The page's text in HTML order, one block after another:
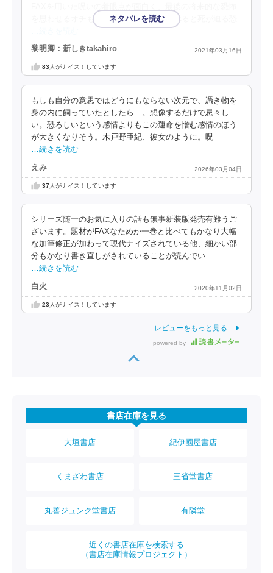
を思わせるオチもいい。また、前巻と比べると死が迫る恐
黎明卿：新しきtakahiro 2021年03月16日
83人がナイス！しています
もしも自分の意思ではどうにもならない次元で、憑き物を
身の内に飼っていたとしたら…。想像するだけで忌々し
い。恐ろしいという感情よりもこの運命を憎む感情のほう
が大きくなりそう。木戸野亜紀、彼女のように。呪
…続きを読む
えみ 2026年03月04日
37人がナイス！しています
シリーズ随一のお気に入りの話も無事新装版発売有難うご
ざいます。題材がFAXなためか一巻と比べてもかなり大幅
な加筆修正が加わって現代ナイズされている他、細かい部
分もかなり書き直しがされていることが読んでい
…続きを読む
白火 2020年11月02日
23人がナイス！しています
レビューをもっと見る
powered by
書店在庫を見る
大垣書店 紀伊國屋書店
くまざわ書店 三省堂書店
丸善ジュンク堂書店 有隣堂
近くの書店在庫を検索する
（書店在庫情報プロジェクト）